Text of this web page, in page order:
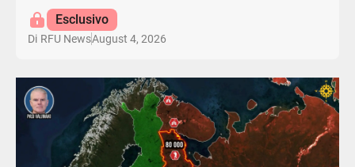
Esclusivo
Di RFU NewsAugust 4, 2026